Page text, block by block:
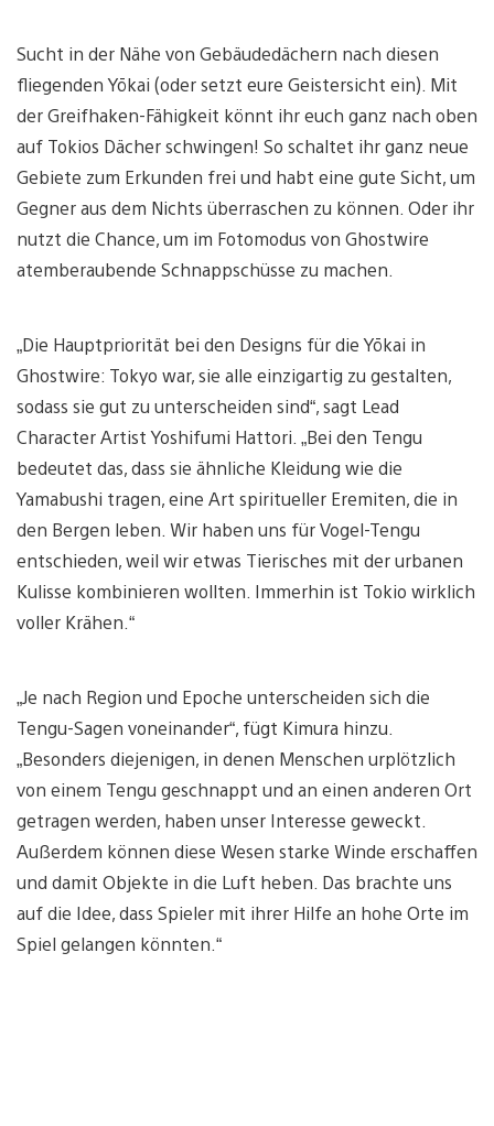
Sucht in der Nähe von Gebäudedächern nach diesen
fliegenden Yōkai (oder setzt eure Geistersicht ein). Mit
der Greifhaken-Fähigkeit könnt ihr euch ganz nach oben
auf Tokios Dächer schwingen! So schaltet ihr ganz neue
Gebiete zum Erkunden frei und habt eine gute Sicht, um
Gegner aus dem Nichts überraschen zu können. Oder ihr
nutzt die Chance, um im Fotomodus von Ghostwire
atemberaubende Schnappschüsse zu machen.
„Die Hauptpriorität bei den Designs für die Yōkai in
Ghostwire: Tokyo war, sie alle einzigartig zu gestalten,
sodass sie gut zu unterscheiden sind“, sagt Lead
Character Artist Yoshifumi Hattori. „Bei den Tengu
bedeutet das, dass sie ähnliche Kleidung wie die
Yamabushi tragen, eine Art spiritueller Eremiten, die in
den Bergen leben. Wir haben uns für Vogel-Tengu
entschieden, weil wir etwas Tierisches mit der urbanen
Kulisse kombinieren wollten. Immerhin ist Tokio wirklich
voller Krähen.“
„Je nach Region und Epoche unterscheiden sich die
Tengu-Sagen voneinander“, fügt Kimura hinzu.
„Besonders diejenigen, in denen Menschen urplötzlich
von einem Tengu geschnappt und an einen anderen Ort
getragen werden, haben unser Interesse geweckt.
Außerdem können diese Wesen starke Winde erschaffen
und damit Objekte in die Luft heben. Das brachte uns
auf die Idee, dass Spieler mit ihrer Hilfe an hohe Orte im
Spiel gelangen könnten.“